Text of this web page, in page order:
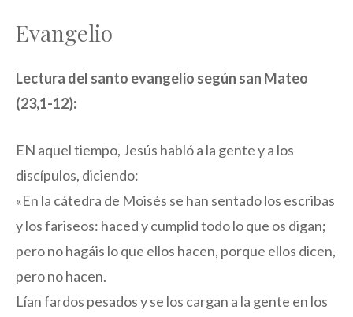
Evangelio
Lectura del santo evangelio según san Mateo
(23,1-12):
EN aquel tiempo, Jesús habló a la gente y a los
discípulos, diciendo:
«En la cátedra de Moisés se han sentado los escribas
y los fariseos: haced y cumplid todo lo que os digan;
pero no hagáis lo que ellos hacen, porque ellos dicen,
pero no hacen.
Lían fardos pesados y se los cargan a la gente en los